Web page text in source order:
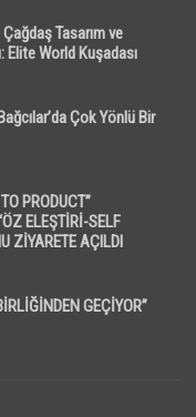
Tasarım ve
World Kuşadası
Çok Yönlü Bir
PRODUCT”
ELEŞTİRİ-SELF
ZİYARETE AÇILDI
GEÇİYOR”